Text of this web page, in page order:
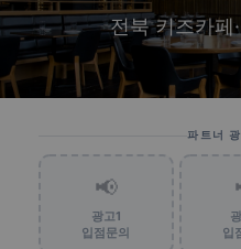
전북 키즈카페
파트너
📢
광고1
입점문의
입